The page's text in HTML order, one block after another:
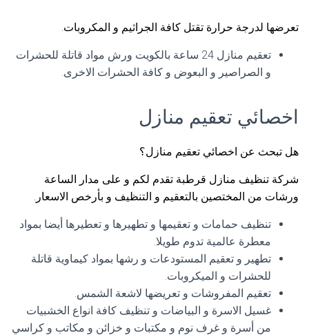
تعرضها لدرجة حرارة تقتل كافة الجراثيم و المكروبات.
تعقيم منازل 24 ساعة بالكويت ورش مواد قاتلة للحشرات
و الصراصير و البعوض و كافة الحشرات الاخرى.
اخصائي تعقيم منازل
هل تبحث عن اخصائي تعقيم منازل؟
شركة تنظيف منازل قرطبة تقدم لكم و على مدار الساعة
ورشات من المختصين بالتعقيم و التنظيف و بأرخص الاسعار.
تنظيف حمامات و تعقيمها و تطهيرها و تعطيرها أيضا بمواد
معطرة عالمية تدوم طويلا.
تطهير و تعقيم المستودعات و رشها بمواد كيماوية قاتلة
للحشرات و الميكروبات.
تعقيم المفروشات و تعريضها لاشعة الشمس.
غسيل الاسرة و البياضات و تنظيف كافة انواع الخشبيات
من أسرة و غرف نوم و مكتبات و خزائن و مكاتب و كراسي